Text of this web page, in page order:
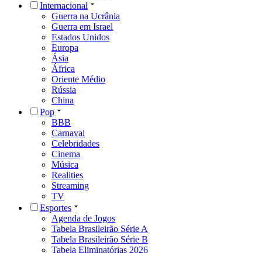
Internacional
Guerra na Ucrânia
Guerra em Israel
Estados Unidos
Europa
Ásia
África
Oriente Médio
Rússia
China
Pop
BBB
Carnaval
Celebridades
Cinema
Música
Realities
Streaming
TV
Esportes
Agenda de Jogos
Tabela Brasileirão Série A
Tabela Brasileirão Série B
Tabela Eliminatórias 2026